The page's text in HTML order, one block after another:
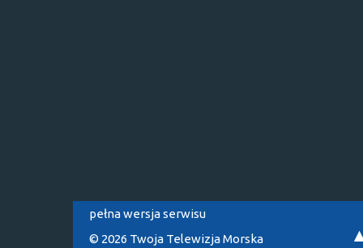
pełna wersja serwisu
© 2026 Twoja Telewizja Morska